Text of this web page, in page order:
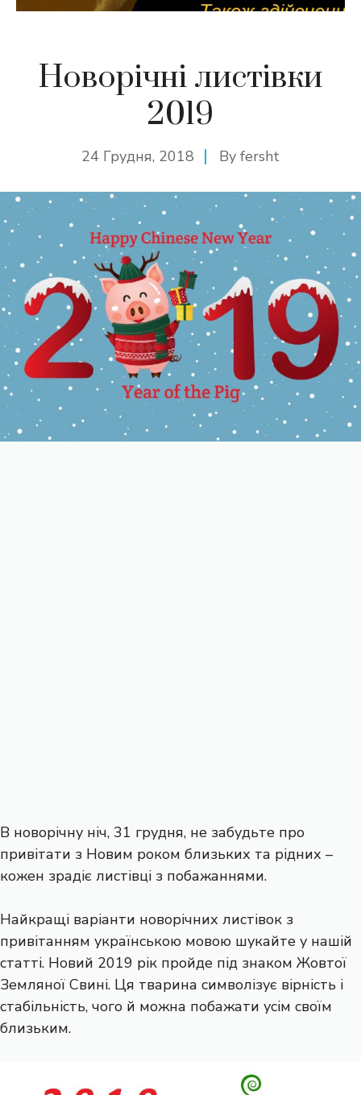
Новорічні листівки
2019
24 Грудня, 2018 By fersht
В новорічну ніч, 31 грудня, не забудьте про
привітати з Новим роком близьких та рідних –
кожен зрадіє листівці з побажаннями.
Найкращі варіанти новорічних листівок з
привітанням українською мовою шукайте у нашій
статті. Новий 2019 рік пройде під знаком Жовтої
Земляної Свині. Ця тварина символізує вірність і
стабільність, чого й можна побажати усім своїм
близьким.